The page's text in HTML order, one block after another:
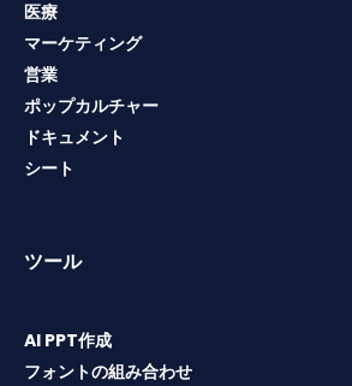
医療
マーケティング
営業
ポップカルチャー
ドキュメント
シート
ツール
AI PPT作成
フォントの組み合わせ